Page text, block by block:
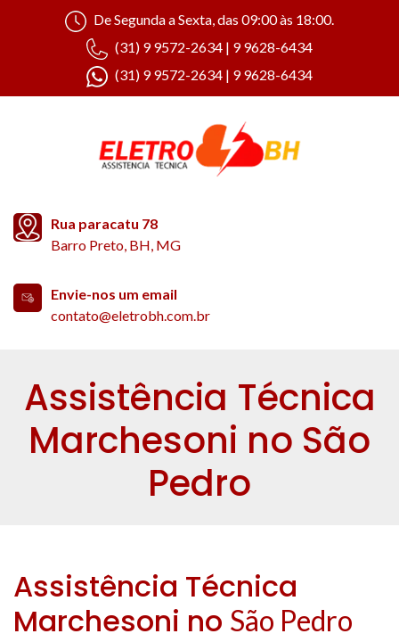
De Segunda a Sexta, das 09:00 às 18:00.
(31) 9 9572-2634 | 9 9628-6434
(31) 9 9572-2634 | 9 9628-6434
Rua paracatu 78
Barro Preto, BH, MG
Envie-nos um email
contato@eletrobh.com.br
Assistência Técnica
Marchesoni no São
Pedro
Assistência Técnica
Marchesoni no São Pedro